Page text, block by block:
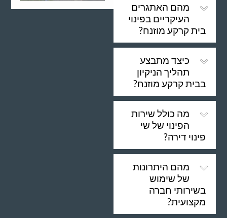
מהם האתגרים
העיקריים בפינוי
בית קרקע מוזנח?
כיצד מתבצע
תהליך הניקיון
בבית קרקע מוזנח?
מה כולל שירות
הפינוי של שי
פינוי דירה?
מהם היתרונות
של שימוש
בשירותי חברה
מקצועית?